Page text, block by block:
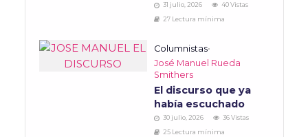
31 julio, 2026
40 Vistas
27 Lectura mínima
Columnistas•
José Manuel Rueda
Smithers
El discurso que ya
había escuchado
30 julio, 2026
36 Vistas
25 Lectura mínima